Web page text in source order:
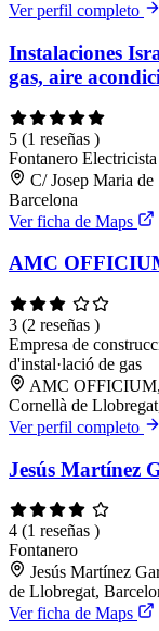
Ver perfil completo
Instalaciones
gas, aire
5 (1 reseñas )
Fontanero Electricista
C/ Josep Maria
Barcelona
Ver ficha de Maps
AMC
3 (2 reseñas )
Empresa de
d'instal·lació de gas
AMC OFFICIUM,
Cornellà de
Ver perfil completo
Jesús Martínez
4 (1 reseñas )
Fontanero
Jesús Martínez
de Llobregat,
Ver ficha de Maps